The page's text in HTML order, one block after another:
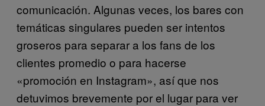
comunicación. Algunas veces, los bares con
temáticas singulares pueden ser intentos
groseros para separar a los fans de los
clientes promedio o para hacerse
«promoción en Instagram», así que nos
detuvimos brevemente por el lugar para ver